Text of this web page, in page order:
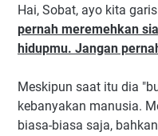
Hai, Sobat, ayo kita
pernah meremehkan
hidupmu. Jangan
Meskipun saat itu dia
kebanyakan manusia.
biasa-biasa saja,